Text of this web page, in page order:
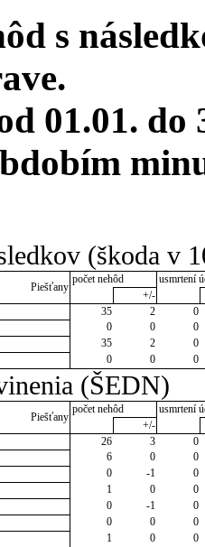
s
01.01. do
(škoda v
Piešťany
počet nehôd
usmrtení
+/-
35 2
0
0 0
0
35 2
0
0 0 0
(ŠEDN)
Piešťany
počet nehôd
usmrtení
+/-
26 3
0
6 0
0
0 -1
0
1 0
0
0 -1
0
0 0
0
1 0
0